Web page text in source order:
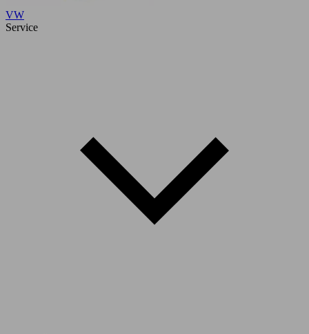
VW
Service